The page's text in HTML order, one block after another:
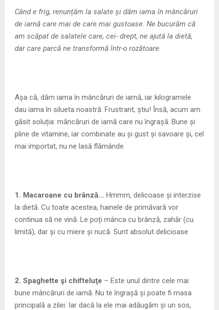
E
N
Când e frig, renunțăm la salate și dăm iama în mâncăruri
de iarnă care mai de care mai gustoase. Ne bucurăm că
am scăpat de salatele care, cei- drept, ne ajută la dietă,
dar care parcă ne transformă într-o rozătoare.
Așa că, dăm iama în mâncăruri de iarnă, iar kilogramele
dau iama în silueta noastră. Frustrant, știu! Însă, acum am
găsit soluția: măncăruri de iarnă care nu îngrașă. Bune și
pline de vitamine, iar combinate au și gust și savoare și, cel
mai importat, nu ne lasă flămânde.
1. Macaroane cu brânză… Hmmm, delicoase și interzise
la dietă. Cu toate acestea, hainele de primăvară vor
continua să ne vină. Le poți mânca cu brânză, zahăr (cu
limită), dar și cu miere și nucă. Sunt absolut delicioase
2. Spaghette şi chifteluţe – Este unul dintre cele mai
bune mâncăruri de iarnă. Nu te îngrașă și poate fi masa
principală a zilei. Iar dacă la ele mai adăugăm și un sos,